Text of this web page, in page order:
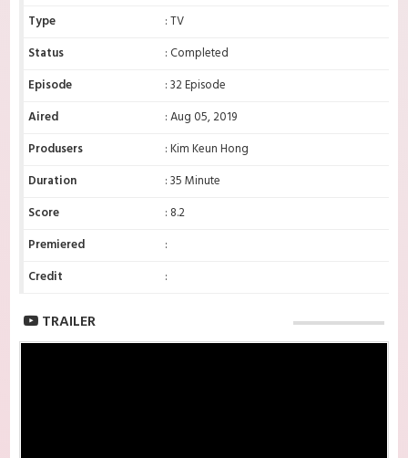
Type
: TV
Status
: Completed
Episode
: 32 Episode
Aired
: Aug 05, 2019
Produsers
: Kim Keun Hong
Duration
: 35 Minute
Score
: 8.2
Premiered
:
Credit
:
TRAILER